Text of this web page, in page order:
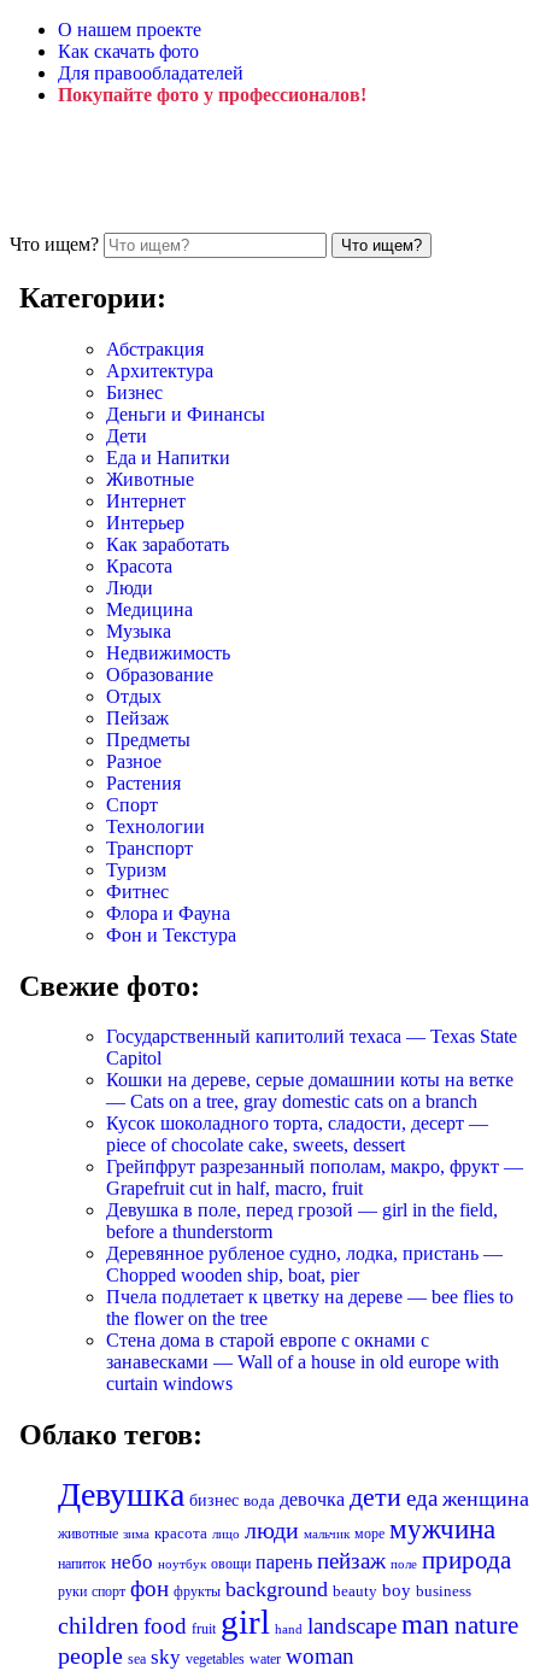
О нашем проекте
Как скачать фото
Для правообладателей
Покупайте фото у профессионалов!
Что ищем?
Категории:
Абстракция
Архитектура
Бизнес
Деньги и Финансы
Дети
Еда и Напитки
Животные
Интернет
Интерьер
Как заработать
Красота
Люди
Медицина
Музыка
Недвижимость
Образование
Отдых
Пейзаж
Предметы
Разное
Растения
Спорт
Технологии
Транспорт
Туризм
Фитнес
Флора и Фауна
Фон и Текстура
Свежие фото:
Государственный капитолий техаса — Texas State
Capitol
Кошки на дереве, серые домашнии коты на ветке
— Cats on a tree, gray domestic cats on a branch
Кусок шоколадного торта, сладости, десерт —
piece of chocolate cake, sweets, dessert
Грейпфрут разрезанный пополам, макро, фрукт —
Grapefruit cut in half, macro, fruit
Девушка в поле, перед грозой — girl in the field,
before a thunderstorm
Деревянное рубленое судно, лодка, пристань —
Chopped wooden ship, boat, pier
Пчела подлетает к цветку на дереве — bee flies to
the flower on the tree
Стена дома в старой европе с окнами с
занавесками — Wall of a house in old europe with
curtain windows
Облако тегов:
Девушка бизнес вода девочка детиеда женщина
животные зима красота лицо люди мальчик море мужчина
напиток небо ноутбук овощи парень пейзаж поле природа
руки спорт фон фрукты background beauty boy business
childrenfood fruit girl hand landscapeman nature
people sea sky vegetables water woman